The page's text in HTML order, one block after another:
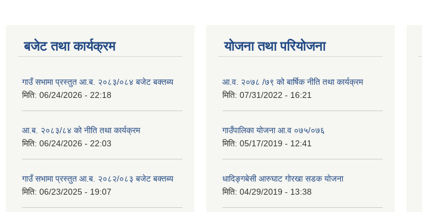
बजेट तथा कार्यक्रम
गाउँ सभामा प्रस्तुत आ.ब. २०८३/०८४ बजेट बक्तब्य
मिति: 06/24/2026 - 22:18
आ.ब. २०८३/८४ को नीति तथा कार्यक्रम
मिति: 06/24/2026 - 22:03
गाउँ सभामा प्रस्तुत आ.ब. २०८२/०८३ बजेट बक्तब्य
मिति: 06/23/2025 - 19:07
योजना तथा परियोजना
आ.व. २०७८ /७९ को बार्षिक नीति तथा कार्यक्रम
मिति: 07/31/2022 - 16:21
गाउँपालिका योजना आ.व ०७५/०७६
मिति: 05/17/2019 - 12:41
धादिङ्गबेसी आरुघाट गोरखा सडक योजना
मिति: 04/29/2019 - 13:38